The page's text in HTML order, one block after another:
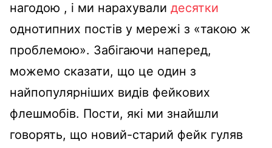
нагодою , і ми нарахували десятки
однотипних постів у мережі з «такою ж
проблемою». Забігаючи наперед,
можемо сказати, що це один з
найпопулярніших видів фейкових
флешмобів. Пости, які ми знайшли
говорять, що новий-старий фейк гуляв